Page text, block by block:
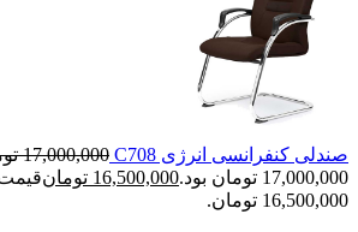
صندلی کنفرانسی انرژی C708 17,000,000
17,000,000 تومان بود.
16,500,000 تومان
16,500,000 تومان.